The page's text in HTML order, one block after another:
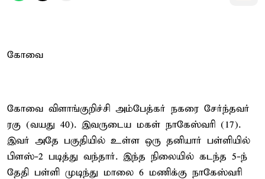
கோவை
கோவை விளாங்குறிச்சி அம்பேத்கர் நகரை சேர்ந்தவர்
ரகு (வயது 40). இவருடைய மகள் நாகேஸ்வரி (17).
இவர் அதே பகுதியில் உள்ள ஒரு தனியார் பள்ளியில்
பிளஸ்-2 படித்து வந்தார். இந்த நிலையில் கடந்த 5-ந்
தேதி பள்ளி முடிந்து மாலை 6 மணிக்கு நாகேஸ்வரி